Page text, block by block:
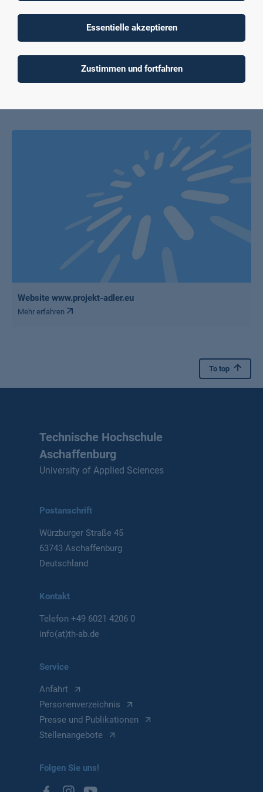
Kooperationspartner das zfh – Zentrum für Fernstudien im
Hochschulverbund beteiligt. Weitere Informationen über das
die Stiftung Innovation in der Hochschullehre,
Website www.projekt-adler.eu
Mehr erfahren
To top
Technische Hochschule
Aschaffenburg
University of Applied Sciences
Postanschrift
Würzburger Straße 45
63743 Aschaffenburg
Deutschland
Kontakt
Telefon+49 6021 4206 0
info(at)th-ab.de
Service
Anfahrt
Personenverzeichnis
Presse und Publikationen
Stellenangebote
Folgen Sie uns!
Essentielle akzeptieren
Zustimmen und fortfahren